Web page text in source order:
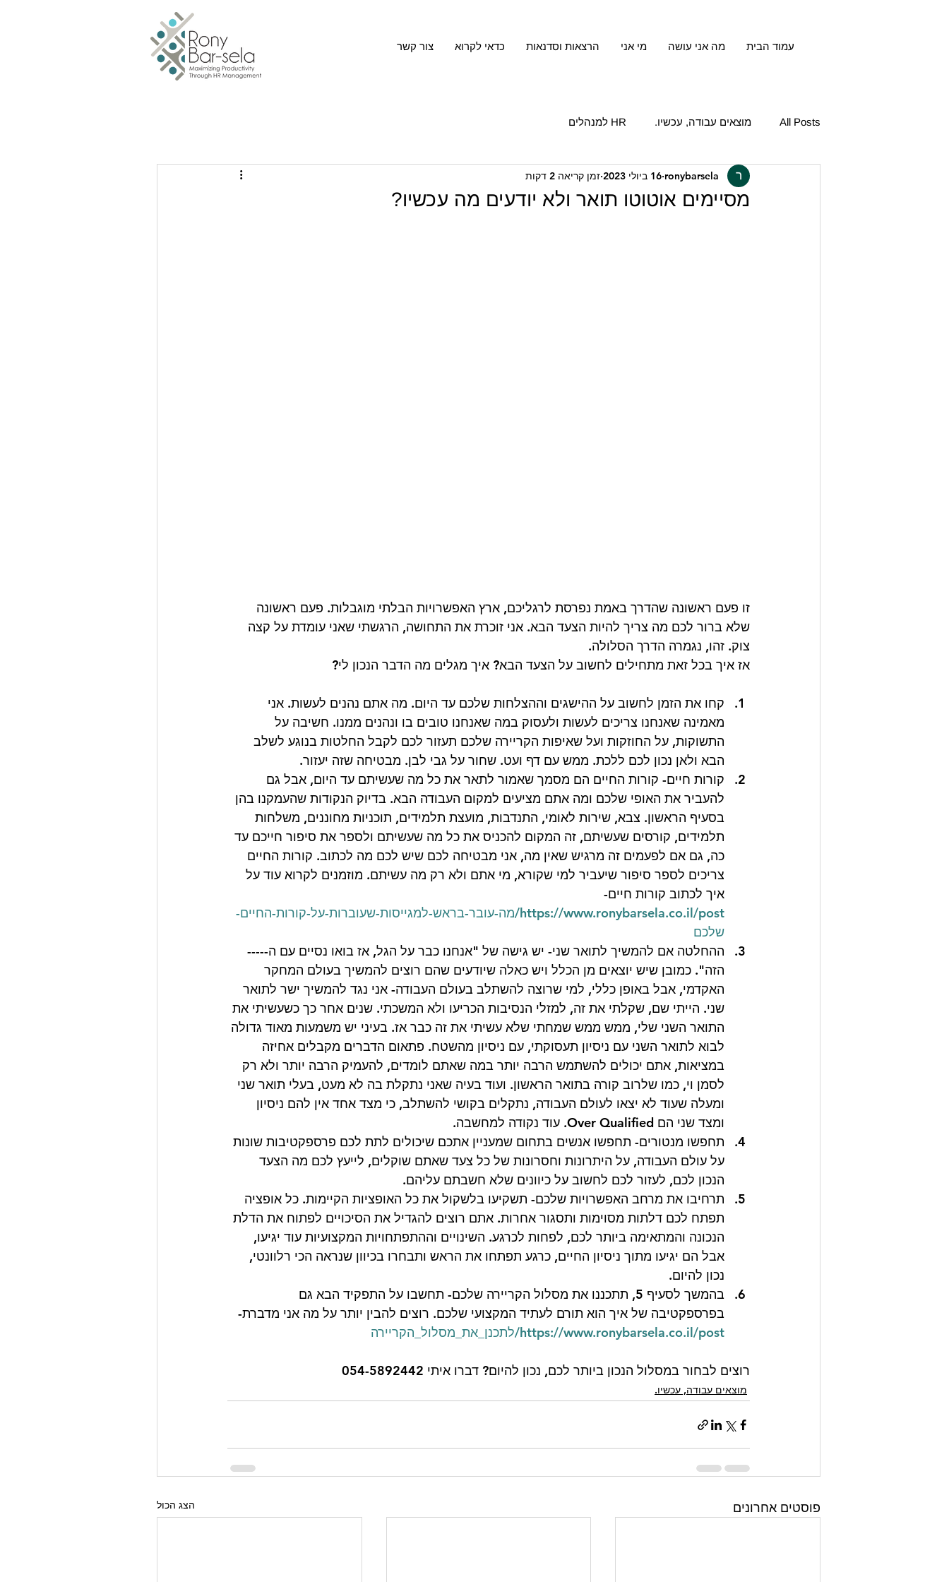
עמוד הבית מה אני עושה מי אני הרצאות וסדנאות כדאי לקרוא צור קשר
All Posts מוצאים עבודה, עכשיו. HR למנהלים
מסיימים אוטוטו תואר ולא יודעים מה עכשיו?
ronybarsela 16 ביולי 2023 זמן קריאה 2 דקות
זו פעם ראשונה שהדרך באמת נפרסת לרגליכם, ארץ האפשרויות הבלתי מוגבלות. פעם ראשונה
שלא ברור לכם מה צריך להיות הצעד הבא. אני זוכרת את התחושה, הרגשתי שאני עומדת על קצה
צוק. זהו, נגמרה הדרך הסלולה.
אז איך בכל זאת מתחילים לחשוב על הצעד הבא? איך מגלים מה הדבר הנכון לי?
קחו את הזמן לחשוב על ההישגים וההצלחות שלכם עד היום. מה אתם נהנים לעשות. אני
מאמינה שאנחנו צריכים לעשות ולעסוק במה שאנחנו טובים בו ונהנים ממנו. חשיבה על
התשוקות, על החוזקות ועל שאיפות הקריירה שלכם תעזור לכם לקבל החלטות בנוגע לשלב
הבא ולאן נכון לכם ללכת. ממש עם דף ועט. שחור על גבי לבן. מבטיחה שזה יעזור.
קורות חיים- קורות החיים הם מסמך שאמור לתאר את כל מה שעשיתם עד היום, אבל גם
להעביר את האופי שלכם ומה אתם מציעים למקום העבודה הבא. בדיוק הנקודות שהעמקנו בהן
בסעיף הראשון. צבא, שירות לאומי, התנדבות, מועצת תלמידים, תוכניות מחוננים, משלחות
תלמידים, קורסים שעשיתם, זה המקום להכניס את כל מה שעשיתם ולספר את סיפור חייכם עד
כה, גם אם לפעמים זה מרגיש שאין מה, אני מבטיחה לכם שיש לכם מה לכתוב. קורות החיים
צריכים לספר סיפור שיעביר למי שקורא, מי אתם ולא רק מה עשיתם. מוזמנים לקרוא עוד על
איך לכתוב קורות חיים-
https://www.ronybarsela.co.il/post/מה-עובר-בראש-למגייסות-שעוברות-על-קורות-החיים-
שלכם
ההחלטה אם להמשיך לתואר שני- יש גישה של "אנחנו כבר על הגל, אז בואו נסיים עם ה-----
הזה". כמובן שיש יוצאים מן הכלל ויש כאלה שיודעים שהם רוצים להמשיך בעולם המחקר
האקדמי, אבל באופן כללי, למי שרוצה להשתלב בעולם העבודה- אני נגד להמשיך ישר לתואר
שני. הייתי שם, שקלתי את זה, למזלי הנסיבות הכריעו ולא המשכתי. שנים אחר כך כשעשיתי את
התואר השני שלי, ממש ממש שמחתי שלא עשיתי את זה כבר אז. בעיני יש משמעות מאוד גדולה
לבוא לתואר השני עם ניסיון תעסוקתי, עם ניסיון מהשטח. פתאום הדברים מקבלים אחיזה
במציאות, אתם יכולים להשתמש הרבה יותר במה שאתם לומדים, להעמיק הרבה יותר ולא רק
לסמן וי, כמו שלרוב קורה בתואר הראשון. ועוד בעיה שאני נתקלת בה לא מעט, בעלי תואר שני
ומעלה שעוד לא יצאו לעולם העבודה, נתקלים בקושי להשתלב, כי מצד אחד אין להם ניסיון
ומצד שני הם Over Qualified. עוד נקודה למחשבה.
תחפשו מנטורים- תחפשו אנשים בתחום שמעניין אתכם שיכולים לתת לכם פרספקטיבות שונות
על עולם העבודה, על היתרונות וחסרונות של כל צעד שאתם שוקלים, לייעץ לכם מה הצעד
הנכון לכם, לעזור לכם לחשוב על כיוונים שלא חשבתם עליהם.
תרחיבו את מרחב האפשרויות שלכם- תשקיעו בלשקול את כל האופציות הקיימות. כל אופציה
תפתח לכם דלתות מסוימות ותסגור אחרות. אתם רוצים להגדיל את הסיכויים לפתוח את הדלת
הנכונה והמתאימה ביותר לכם, לפחות לכרגע. השינויים וההתפתחויות המקצועיות עוד יגיעו,
אבל הם יגיעו מתוך ניסיון החיים, כרגע תפתחו את הראש ותבחרו בכיוון שנראה הכי רלוונטי,
נכון להיום.
בהמשך לסעיף 5, תתכננו את מסלול הקריירה שלכם- תחשבו על התפקיד הבא גם
בפרספקטיבה של איך הוא תורם לעתיד המקצועי שלכם. רוצים להבין יותר על מה אני מדברת-
https://www.ronybarsela.co.il/post/לתכנן_את_מסלול_הקריירה
רוצים לבחור במסלול הנכון ביותר לכם, נכון להיום? דברו איתי 054-5892442
מוצאים עבודה, עכשיו.
פוסטים אחרונים הצג הכול